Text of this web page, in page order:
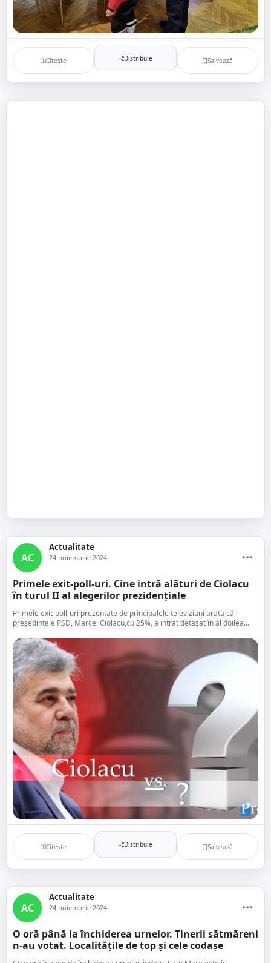
Citește Distribuie Salvează
AC
Actualitate
24 noiembrie 2024
Primele exit-poll-uri. Cine intră alături de Ciolacu
în turul II al alegerilor prezidențiale
Primele exit-poll-uri prezentate de principalele televiziuni arată că
președintele PSD, Marcel Ciolacu,cu 25%, a intrat detașat în al doilea...
Citește Distribuie Salvează
AC
Actualitate
24 noiembrie 2024
O oră până la închiderea urnelor. Tinerii sătmăreni
n-au votat. Localitățile de top și cele codașe